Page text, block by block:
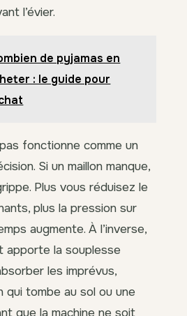
l’évier.
de pyjamas en
: le guide pour
fonctionne comme un
Si un maillon manque,
Plus vous réduisez le
plus la pression sur
augmente. À l’inverse,
apporte la souplesse
les imprévus,
qui tombe au sol ou une
que la machine ne soit